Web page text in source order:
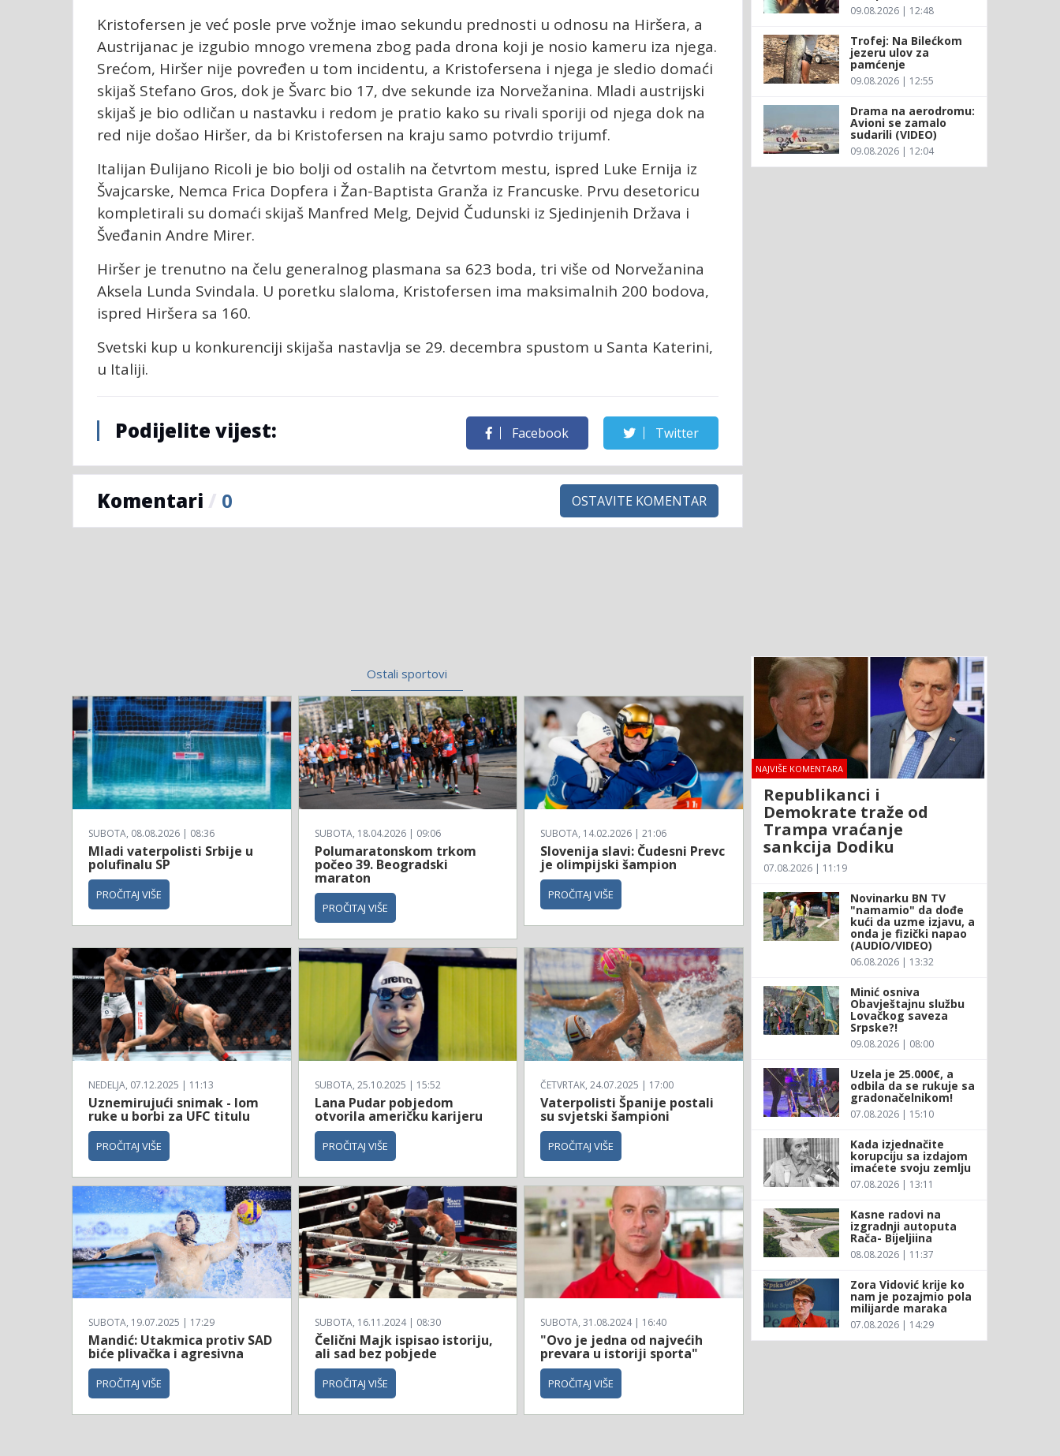
Kristofersen je već posle prve vožnje imao sekundu prednosti u odnosu na Hiršera, a
Austrijanac je izgubio mnogo vremena zbog pada drona koji je nosio kameru iza njega.
Srećom, Hiršer nije povređen u tom incidentu, a Kristofersena i njega je sledio domaći
skijaš Stefano Gros, dok je Švarc bio 17, dve sekunde iza Norvežanina. Mladi austrijski
skijaš je bio odličan u nastavku i redom je pratio kako su rivali sporiji od njega dok na
red nije došao Hiršer, da bi Kristofersen na kraju samo potvrdio trijumf.
Italijan Đulijano Ricoli je bio bolji od ostalih na četvrtom mestu, ispred Luke Ernija iz
Švajcarske, Nemca Frica Dopfera i Žan-Baptista Granža iz Francuske. Prvu desetoricu
kompletirali su domaći skijaš Manfred Melg, Dejvid Čudunski iz Sjedinjenih Država i
Šveđanin Andre Mirer.
Hiršer je trenutno na čelu generalnog plasmana sa 623 boda, tri više od Norvežanina
Aksela Lunda Svindala. U poretku slaloma, Kristofersen ima maksimalnih 200 bodova,
ispred Hiršera sa 160.
Svetski kup u konkurenciji skijaša nastavlja se 29. decembra spustom u Santa Katerini,
u Italiji.
Podijelite vijest: Facebook Twitter
Komentari / 0 OSTAVITE KOMENTAR
Ostali sportovi
SUBOTA, 08.08.2026 | 08:36
Mladi vaterpolisti Srbije u
polufinalu SP
PROČITAJ VIŠE
SUBOTA, 18.04.2026 | 09:06
Polumaratonskom trkom
počeo 39. Beogradski
maraton
PROČITAJ VIŠE
SUBOTA, 14.02.2026 | 21:06
Slovenija slavi: Čudesni Prevc
je olimpijski šampion
PROČITAJ VIŠE
NEDELJA, 07.12.2025 | 11:13
Uznemirujući snimak - lom
ruke u borbi za UFC titulu
PROČITAJ VIŠE
SUBOTA, 25.10.2025 | 15:52
Lana Pudar pobjedom
otvorila američku karijeru
PROČITAJ VIŠE
ČETVRTAK, 24.07.2025 | 17:00
Vaterpolisti Španije postali
su svjetski šampioni
PROČITAJ VIŠE
SUBOTA, 19.07.2025 | 17:29
Mandić: Utakmica protiv SAD
biće plivačka i agresivna
PROČITAJ VIŠE
SUBOTA, 16.11.2024 | 08:30
Čelični Majk ispisao istoriju,
ali sad bez pobjede
PROČITAJ VIŠE
SUBOTA, 31.08.2024 | 16:40
"Ovo je jedna od najvećih
prevara u istoriji sporta"
PROČITAJ VIŠE
09.08.2026 | 12:48
Trofej: Na Bilećkom
jezeru ulov za
pamćenje
09.08.2026 | 12:55
Drama na aerodromu:
Avioni se zamalo
sudarili (VIDEO)
09.08.2026 | 12:04
NAJVIŠE KOMENTARA
Republikanci i
Demokrate traže od
Trampa vraćanje
sankcija Dodiku
07.08.2026 | 11:19
Novinarku BN TV
"namamio" da dođe
kući da uzme izjavu, a
onda je fizički napao
(AUDIO/VIDEO)
06.08.2026 | 13:32
Minić osniva
Obavještajnu službu
Lovačkog saveza
Srpske?!
09.08.2026 | 08:00
Uzela je 25.000€, a
odbila da se rukuje sa
gradonačelnikom!
07.08.2026 | 15:10
Kada izjednačite
korupciju sa izdajom
imaćete svoju zemlju
07.08.2026 | 13:11
Kasne radovi na
izgradnji autoputa
Rača- Bijeljiina
08.08.2026 | 11:37
Zora Vidović krije ko
nam je pozajmio pola
milijarde maraka
07.08.2026 | 14:29